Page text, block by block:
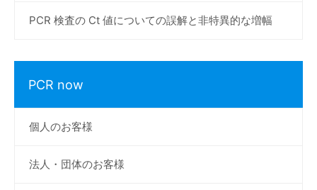
PCR 検査の Ct 値についての誤解と非特異的な増幅
PCR now
個人のお客様
法人・団体のお客様